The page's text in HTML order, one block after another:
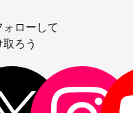
ローして
ろう